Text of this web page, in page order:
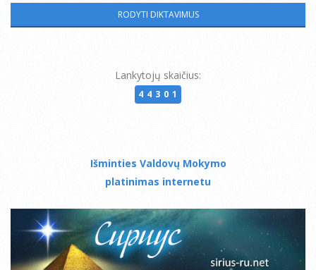
Lankytojų skaičius:
44301
Išminties Valdovų Mokymo
platinimas internetu